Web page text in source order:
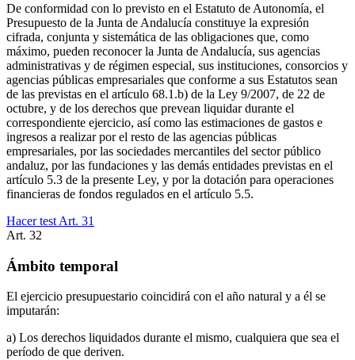
De conformidad con lo previsto en el Estatuto de Autonomía, el
Presupuesto de la Junta de Andalucía constituye la expresión
cifrada, conjunta y sistemática de las obligaciones que, como
máximo, pueden reconocer la Junta de Andalucía, sus agencias
administrativas y de régimen especial, sus instituciones, consorcios y
agencias públicas empresariales que conforme a sus Estatutos sean
de las previstas en el artículo 68.1.b) de la Ley 9/2007, de 22 de
octubre, y de los derechos que prevean liquidar durante el
correspondiente ejercicio, así como las estimaciones de gastos e
ingresos a realizar por el resto de las agencias públicas
empresariales, por las sociedades mercantiles del sector público
andaluz, por las fundaciones y las demás entidades previstas en el
artículo 5.3 de la presente Ley, y por la dotación para operaciones
financieras de fondos regulados en el artículo 5.5.
Hacer test Art. 31
Art. 32
Ámbito temporal
El ejercicio presupuestario coincidirá con el año natural y a él se
imputarán:
a) Los derechos liquidados durante el mismo, cualquiera que sea el
período de que deriven.